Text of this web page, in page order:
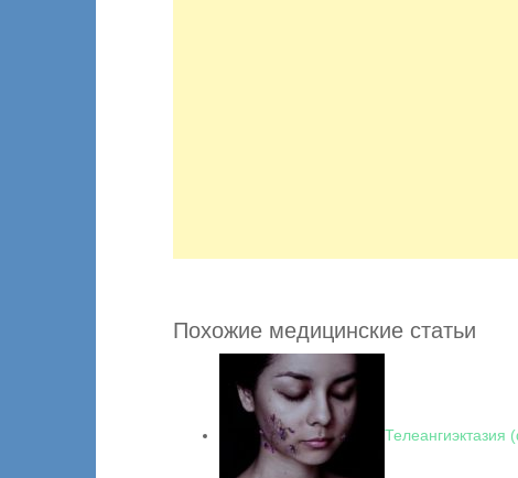
Похожие медицинские статьи
Телеангиэктазия